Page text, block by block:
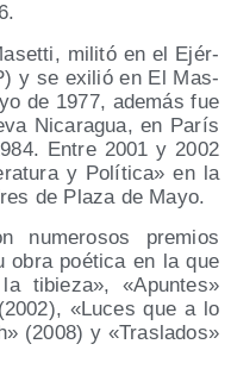
mili­tó en el Ejér­
y se exi­lió en El Mas­
de 1977, ade­más fue
Nica­ra­gua, en París
Entre 2001 y 2002
y Polí­ti­ca» en la
de Pla­za de Mayo.
nume­ro­sos pre­mios
obra poé­ti­ca en la que
tibie­za», «Apun­tes»
«Luces que a lo
(2008) y «Tras­la­dos»